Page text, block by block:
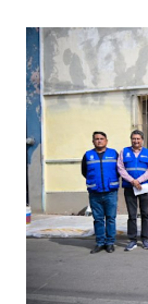
conoces ni la
quienes ya han
o expertas en el
aprender y
chica y aún no
pienses que el
experimentarlo,
experiencia te
son